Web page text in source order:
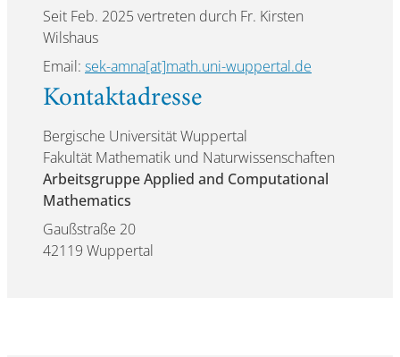
Seit Feb. 2025 vertreten durch Fr. Kirsten
Wilshaus
Email: sek-amna[at]math.uni-wuppertal.de
Kontaktadresse
Bergische Universität Wuppertal
Fakultät Mathematik und Naturwissenschaften
Arbeitsgruppe Applied and Computational
Mathematics
Gaußstraße 20
42119 Wuppertal